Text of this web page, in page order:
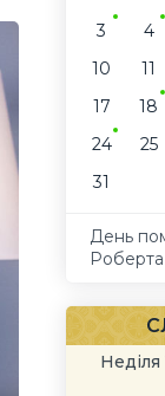
3
4
10
11
17
18
24
25
31
День
Неділя